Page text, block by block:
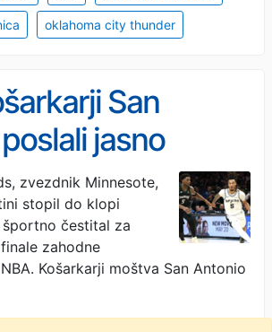
oklahoma city thunder
San
jasno
zvezdnik Minnesote,
stopil do klopi
čestital za
zahodne
Košarkarji moštva San Antonio